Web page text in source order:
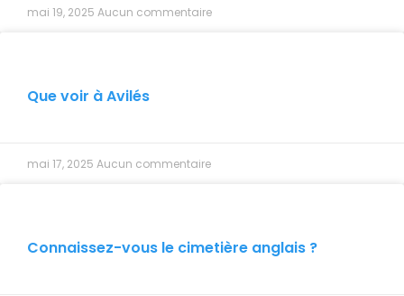
mai 19, 2025 Aucun commentaire
Que voir à Avilés
mai 17, 2025 Aucun commentaire
Connaissez-vous le cimetière anglais ?